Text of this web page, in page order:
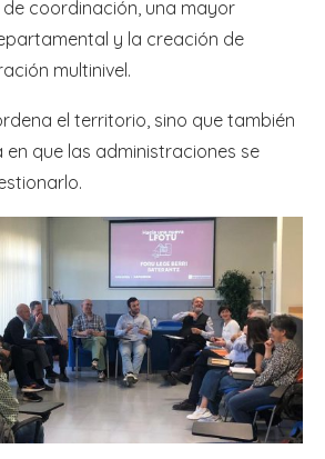
coordinación, una mayor
y la creación de
multinivel.
el territorio, sino que también
que las administraciones se